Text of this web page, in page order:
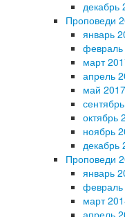
декабрь
Проповеди
январь
март
апрель
май 2017
октябрь
ноябрь
декабрь
Проповеди
январь
февраль
март
апрель